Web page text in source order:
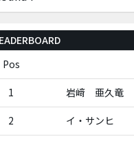
Pos
1 岩﨑 亜久竜
2 イ・サンヒ